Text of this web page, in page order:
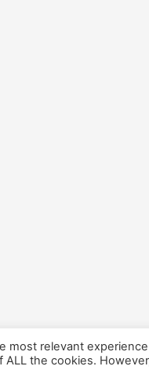
most relevant
the cookies.